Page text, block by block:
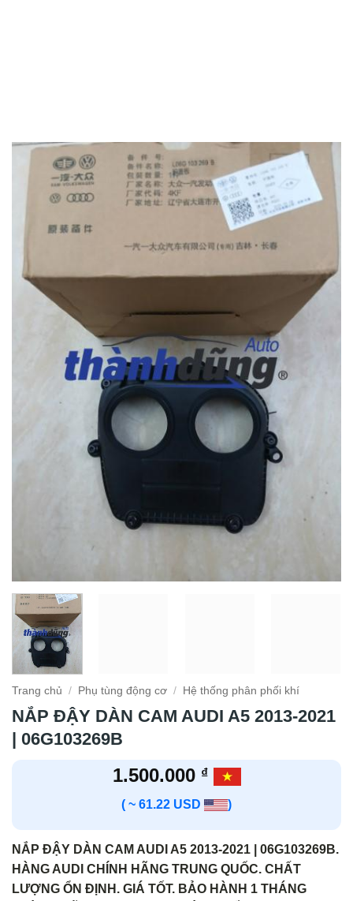
Trang chủ / Phụ tùng động cơ / Hệ thống phân phối khí
NẮP ĐẬY DÀN CAM AUDI A5 2013-2021
| 06G103269B
1.500.000 ₫
( ~ 61.22 USD )
NẮP ĐẬY DÀN CAM AUDI A5 2013-2021 | 06G103269B.
HÀNG AUDI CHÍNH HÃNG TRUNG QUỐC. CHẤT
LƯỢNG ỔN ĐỊNH. GIÁ TỐT. BẢO HÀNH 1 THÁNG